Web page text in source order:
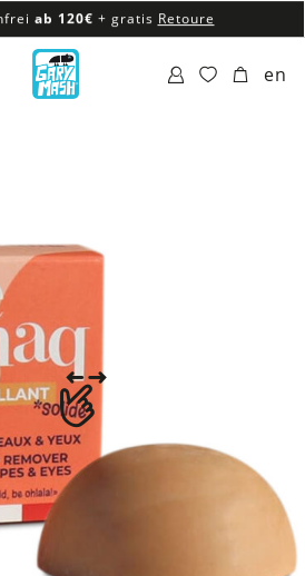
ab 120€ + gratis Retoure
& fair produziertes Sortiment
ab 120€
en